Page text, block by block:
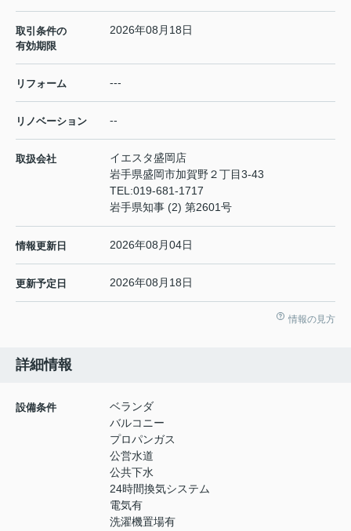
取引条件の
有効期限
2026年08月18日
リフォーム ---
リノベーション --
取扱会社
イエスタ盛岡店
岩手県盛岡市加賀野２丁目3-43
TEL:019-681-1717
岩手県知事 (2) 第2601号
情報更新日 2026年08月04日
更新予定日 2026年08月18日
情報の見方
詳細情報
設備条件
ベランダ
バルコニー
プロパンガス
公営水道
公共下水
24時間換気システム
電気有
洗濯機置場有